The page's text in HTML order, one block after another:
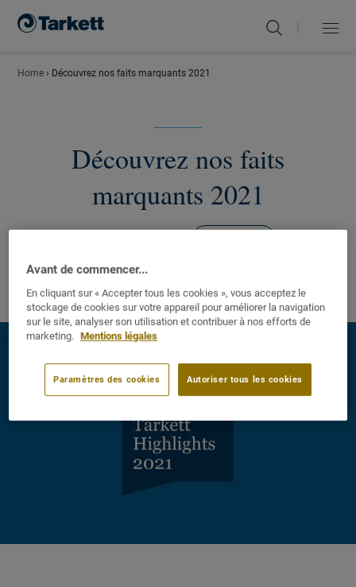
Menu
Fermer
Home › Découvrez nos faits marquants 2021
Découvrez nos faits
marquants 2021
Avant de commencer...
En cliquant sur « Accepter tous les cookies », vous acceptez le
stockage de cookies sur votre appareil pour améliorer la navigation
sur le site, analyser son utilisation et contribuer à nos efforts de
marketing.
Mentions légales
Autoriser tous les cookies
Paramètres des cookies